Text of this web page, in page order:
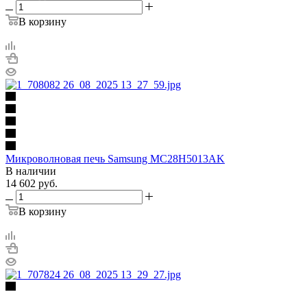
В корзину
Микроволновая печь Samsung MC28H5013AK
В наличии
14 602 руб.
В корзину